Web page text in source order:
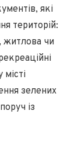
які
територій:
житлова чи
зелених
із